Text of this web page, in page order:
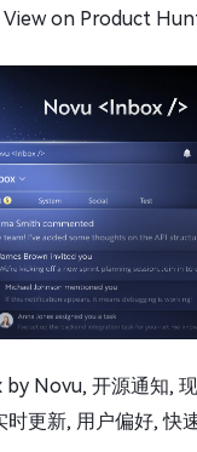
View on Product
by Novu, 开源通知,
时更新, 用户偏好, 快